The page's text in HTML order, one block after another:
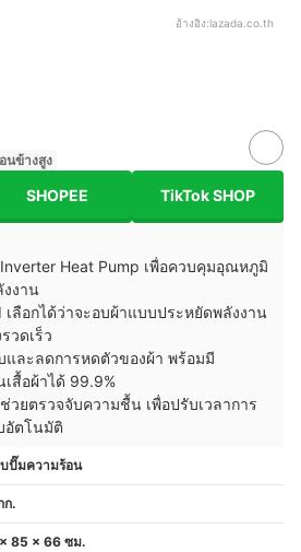
อ้างอิง:lazada.co.th
นข้างสูง
SHOPEE TikTok SHOP
Heat Pump เพื่อควบคุมอุณหภูมิ
งาน
ลือกได้ว่าจะอบผ้าแบบประหยัดพลังงาน
วดเร็ว
และลดการหดตัวของผ้า พร้อมมี
สื้อผ้าได้ 99.9%
วยตรวจจับความชื้น เพื่อปรับเวลาการ
อัตโนมัติ
ปั๊มความร้อน
ก.
85 x 66 ซม.